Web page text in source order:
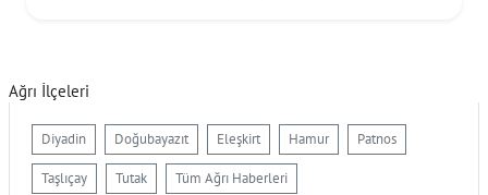
Ağrı İlçeleri
Diyadin Doğubayazıt Eleşkirt Hamur Patnos
Taşlıçay Tutak Tüm Ağrı Haberleri